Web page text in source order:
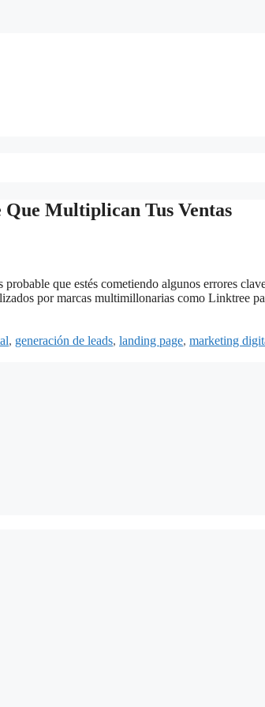
Multiplican Tus Ventas
que estés cometiendo algunos errores
por marcas multimillonarias como Linktree
, generación de leads, landing page, marketing